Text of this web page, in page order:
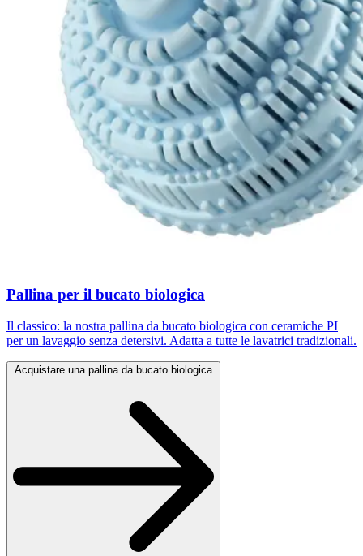
Pallina per il bucato biologica
Il classico: la nostra pallina da bucato biologica con ceramiche PI
per un lavaggio senza detersivi. Adatta a tutte le lavatrici tradizionali.
Acquistare una pallina da bucato biologica